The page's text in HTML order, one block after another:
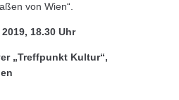
von Wien“.
18.30 Uhr
„Treffpunkt Kultur“,